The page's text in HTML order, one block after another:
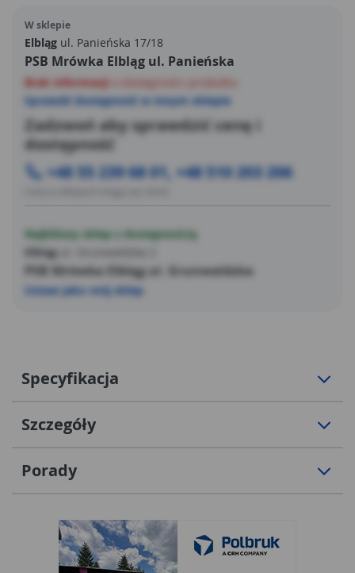
prezentuje się elegancko. Szafka lustrzana to dobre
rozwiązanie do małych pomieszczeń - łączy niezbędne w
łazience lustro z miejscem do przechowywania. Szafka
jest zawieszana na ścianie. Prosty design i
funkcjonalność to wyróżniki tej szafki.
W sklepie
Elbląg ul. Panieńska 17/18
PSB Mrówka Elbląg ul. Panieńska
Brak informacji
Sprawdź dostępność w innym sklepie
Zadzwoń aby sprawdzić cenę i
dostępność
+48 55 239 68 01, +48 510 203 206
Najbliższy sklep z dostępnością
Elbląg
PSB Mrówka Elbląg ul. Grunwaldzka
Ustaw jako mój sklep
Specyfikacja
Szczegóły
Porady